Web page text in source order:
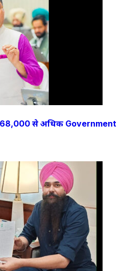
68,000 से अधिक Government